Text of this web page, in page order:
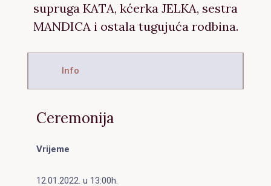
supruga KATA, kćerka JELKA, sestra
MANDICA i ostala tugujuća rodbina.
Info
Ceremonija
Vrijeme
12.01.2022. u 13:00h.